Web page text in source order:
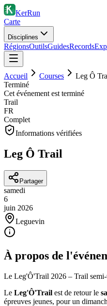
KerRun
Carte
Disciplines
RégionsOutilsGuidesRecords
Accueil Courses
Leg Ô
Terminé
Cet événement est terminé
Trail
FR
Complet
Informations vérifiées
Leg Ô Trail
Partager
samedi
6
juin 2026
Leguevin
À propos de
Le Leg'Ô'Trail 2026 – Trail
Le Leg'Ô'Trail est de retour le
épreuves jeunes, pour un